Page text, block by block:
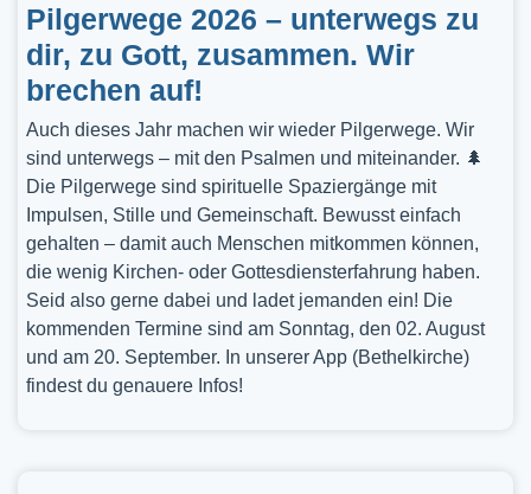
Pilgerwege 2026 – unterwegs zu
dir, zu Gott, zusammen. Wir
brechen auf!
Auch dieses Jahr machen wir wieder Pilgerwege. Wir
sind unterwegs – mit den Psalmen und miteinander. 🌲
Die Pilgerwege sind spirituelle Spaziergänge mit
Impulsen, Stille und Gemeinschaft. Bewusst einfach
gehalten – damit auch Menschen mitkommen können,
die wenig Kirchen- oder Gottesdiensterfahrung haben.
Seid also gerne dabei und ladet jemanden ein! Die
kommenden Termine sind am Sonntag, den 02. August
und am 20. September. In unserer App (Bethelkirche)
findest du genauere Infos!